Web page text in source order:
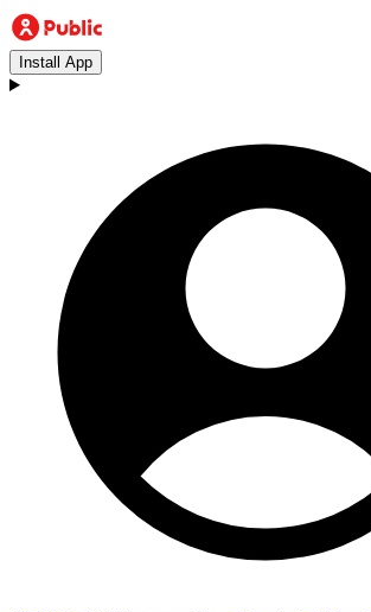
Install App